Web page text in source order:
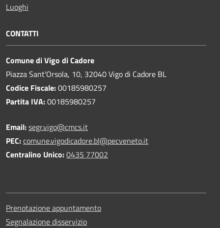
Luoghi
CONTATTI
Comune di Vigo di Cadore
Piazza Sant'Orsola, 10, 32040 Vigo di Cadore BL
Codice Fiscale:00185980257
Partita IVA:00185980257
Email:segr.vigo@cmcs.it
PEC:comune.vigodicadore.bl@pecveneto.it
Centralino Unico:0435 77002
Prenotazione appuntamento
Segnalazione disservizio